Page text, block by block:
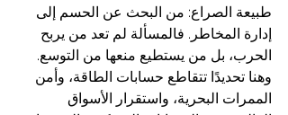
طبيعة الصراع: من البحث عن الحسم إلى
إدارة المخاطر. فالمسألة لم تعد من يربح
الحرب، بل من يستطيع منعها من التوسع.
وهنا تحديدًا تتقاطع حسابات الطاقة، وأمن
الممرات البحرية، واستقرار الأسواق